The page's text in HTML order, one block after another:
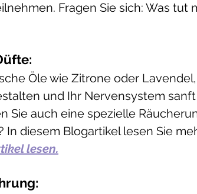
Fragen Sie sich: Was tut
Öle wie Zitrone oder
und Ihr Nervensystem
Sie auch eine spezielle
In diesem Blogartikel lesen Sie
lesen.